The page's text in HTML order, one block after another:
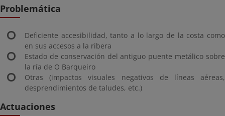
Problemática
Deficiente accesibilidad, tanto a lo largo de la costa como
en sus accesos a la ribera
Estado de conservación del antiguo puente metálico sobre
la ría de O Barqueiro
Otras (impactos visuales negativos de líneas aéreas,
desprendimientos de taludes, etc.)
Actuaciones